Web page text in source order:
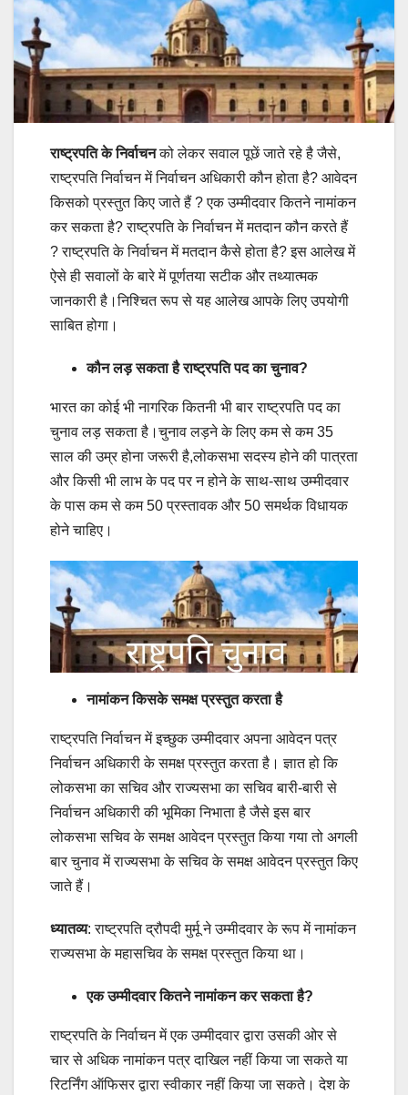
राष्ट्रपति के निर्वाचनको लेकर सवाल पूछें जाते रहे है जैसे,
राष्ट्रपति निर्वाचन में निर्वाचन अधिकारी कौन होता है? आवेदन
किसको प्रस्तुत किए जाते हैं ? एक उम्मीदवार कितने नामांकन
कर सकता है? राष्ट्रपति के निर्वाचन में मतदान कौन करते हैं
? राष्ट्रपति के निर्वाचन में मतदान कैसे होता है? इस आलेख में
ऐसे ही सवालों के बारे में पूर्णतया सटीक और तथ्यात्मक
जानकारी है।निश्चित रूप से यह आलेख आपके लिए उपयोगी
साबित होगा।
कौन लड़ सकता है राष्ट्रपति पद का चुनाव?
भारत का कोई भी नागरिक कितनी भी बार राष्ट्रपति पद का
चुनाव लड़ सकता है।चुनाव लड़ने के लिए कम से कम 35
साल की उम्र होना जरूरी है,लोकसभा सदस्य होने की पात्रता
और किसी भी लाभ के पद पर न होने के साथ-साथ उम्मीदवार
के पास कम से कम 50 प्रस्तावक और 50 समर्थक विधायक
होने चाहिए।
नामांकन किसके समक्ष प्रस्तुत करता है
राष्ट्रपति निर्वाचन में इच्छुक उम्मीदवार अपना आवेदन पत्र
निर्वाचन अधिकारी के समक्ष प्रस्तुत करता है। ज्ञात हो कि
लोकसभा का सचिव और राज्यसभा का सचिव बारी-बारी से
निर्वाचन अधिकारी की भूमिका निभाता है जैसे इस बार
लोकसभा सचिव के समक्ष आवेदन प्रस्तुत किया गया तो अगली
बार चुनाव में राज्यसभा के सचिव के समक्ष आवेदन प्रस्तुत किए
जाते हैं।
ध्यातव्य: राष्ट्रपति द्रौपदी मुर्मू ने उम्मीदवार के रूप में नामांकन
राज्यसभा के महासचिव के समक्ष प्रस्तुत किया था।
एक उम्मीदवार कितने नामांकन कर सकता है?
राष्ट्रपति के निर्वाचन में एक उम्मीदवार द्वारा उसकी ओर से
चार से अधिक नामांकन पत्र दाखिल नहीं किया जा सकते या
रिटर्निंग ऑफिसर द्वारा स्वीकार नहीं किया जा सकते। देश के